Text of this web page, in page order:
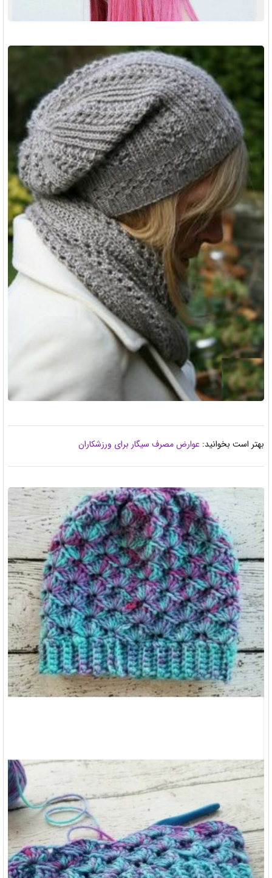
بهتر است بخوانید: عوارض مصرف سیگار برای ورزشکاران